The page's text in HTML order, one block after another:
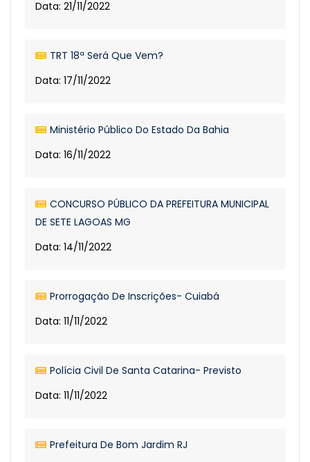
Data: 21/11/2022
TRT 18ª Será Que Vem?
Data: 17/11/2022
Ministério Público Do Estado Da Bahia
Data: 16/11/2022
CONCURSO PÚBLICO DA PREFEITURA MUNICIPAL
DE SETE LAGOAS MG
Data: 14/11/2022
Prorrogação De Inscrições- Cuiabá
Data: 11/11/2022
Polícia Civil De Santa Catarina- Previsto
Data: 11/11/2022
Prefeitura De Bom Jardim RJ